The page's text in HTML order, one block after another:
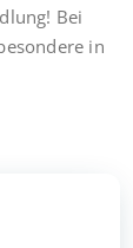
Bei
in